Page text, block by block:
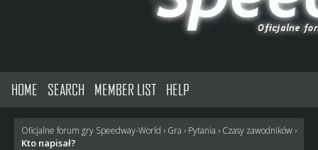
HOME SEARCH MEMBER LIST HELP
Oficjalne forum gry Speedway-World › Gra › Pytania › Czasy zawodników ›
Kto napisał?